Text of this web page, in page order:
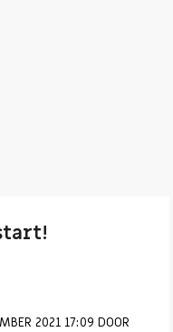
2021 17:09 DOOR